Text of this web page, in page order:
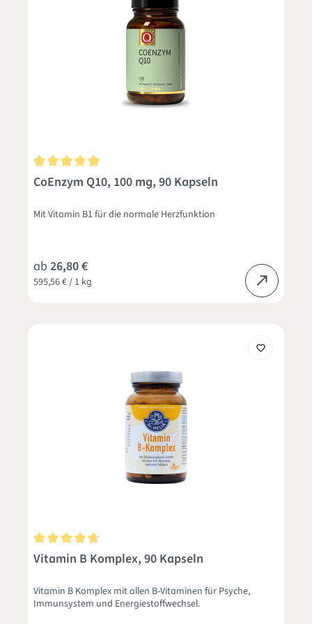
Durchschnittliche Bewertung von 5 von 5 Sternen
CoEnzym Q10, 100 mg, 90 Kapseln
Mit Vitamin B1 für die normale Herzfunktion
595,56 € / 1 kg
ab 26,80 €
Durchschnittliche Bewertung von 4.7 von 5 Sternen
Vitamin B Komplex, 90 Kapseln
Vitamin B Komplex mit allen B-Vitaminen für Psyche,
Immunsystem und Energiestoffwechsel.